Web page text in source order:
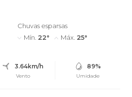
Chuvas esparsas
Mín. 22° Máx. 25°
3.64km/h
Vento
89%
Umidade